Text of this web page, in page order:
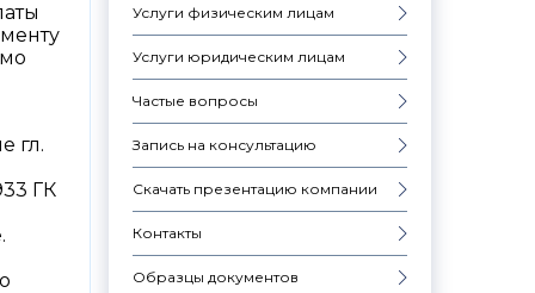
Услуги физическим лицам
Услуги юридическим лицам
Частые вопросы
Запись на консультацию
Скачать презентацию компании
Контакты
Образцы документов
гл.
ГК